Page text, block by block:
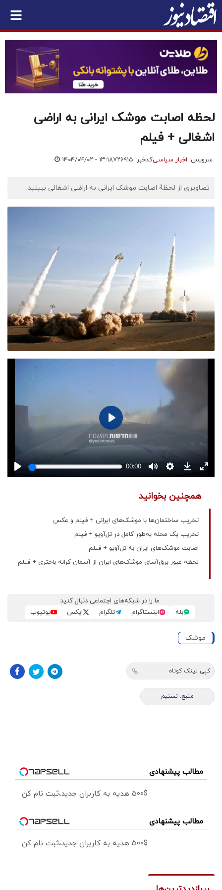
لحظه اصابت موشک ایرانی به اراضی
اشغالی + فیلم
سرویس: اخبار سیاسیکدخبر: ۷۲۶۹۱۵ ۱۴۰۴/۰۴/۰۲ - ۱۳:۱۸
تصاویری از لحظۀ اصابت موشک ایرانی به اراضی اشغالی ببینید.
همچنین بخوانید
تخریب ساختمان‌ها با موشک‌های ایرانی + فیلم و عکس
تخریب یک محله به‌طور کامل در تل‌آویو + فیلم
اصابت موشک‌های ایران به تل‌آویو + فیلم
لحظه عبور برق‌آسای موشک‌‌های ایران از آسمان کرانه باختری + فیلم
ما را در شبکه‌های اجتماعی دنبال کنید
بله
اینستاگرام تلگرام ایکس یوتیوب
موشک
کپی لینک کوتاه
منبع: تسنیم
مطالب پیشنهادی
500$ هدیه به کاربران جدید،ثبت نام کن
مطالب پیشنهادی
500$ هدیه به کاربران جدید،ثبت نام کن